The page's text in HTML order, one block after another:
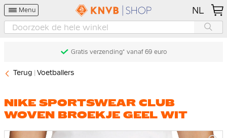
Menu NL
Gratis verzending* vanaf 69 euro
Terug Voetballers
NIKE SPORTSWEAR CLUB
WOVEN BROEKJE GEEL WIT
Ga